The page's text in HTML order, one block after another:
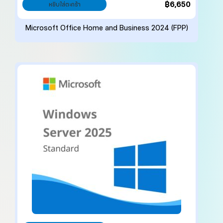
Microsoft Office Home and Business 2024 (FPP)
฿6,650
หยิบใส่ตะกร้า